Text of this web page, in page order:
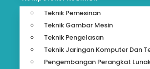
Teknik Pemesinan
Teknik Gambar Mesin
Teknik Pengelasan
Teknik Jaringan Komputer Dan
Pengembangan Perangkat